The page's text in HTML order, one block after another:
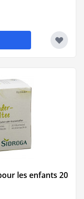
les enfants 20